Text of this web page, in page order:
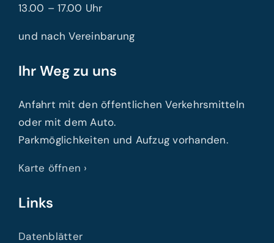
13.00 – 17.00 Uhr
und nach Vereinbarung
Ihr Weg zu uns
Anfahrt mit den öffentlichen Verkehrsmitteln
oder mit dem Auto.
Parkmöglichkeiten und Aufzug vorhanden.
Karte öffnen ›
Links
Datenblätter